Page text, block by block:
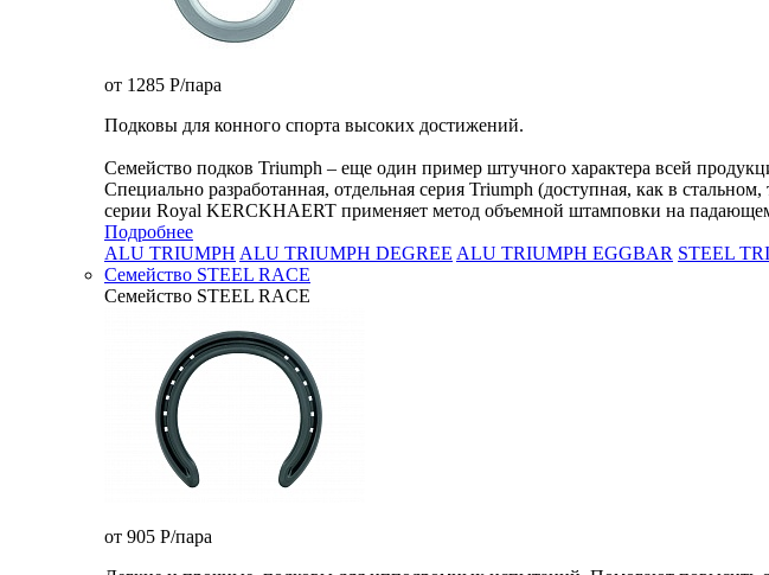
от 1285 P/пара
Подковы для конного спорта высоких достижений.
Семейство подков Triumph – еще один пример штучного характера всей
Специально разработанная, отдельная серия Triumph (доступная, как в
серии Royal KERCKHAERT применяет метод объемной штамповки на падающем
Подробнее
ALU TRIUMPH ALU TRIUMPH DEGREE ALU TRIUMPH EGGBAR STEEL
Семейство STEEL RACE
Семейство STEEL RACE
от 905 P/пара